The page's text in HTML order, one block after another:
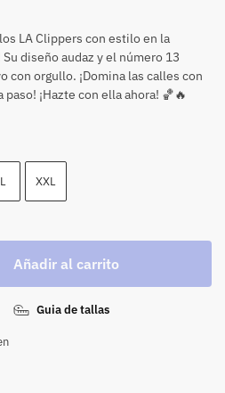
LA Clippers con estilo en la
diseño audaz y el número 13
con orgullo. ¡Domina las calles con
¡Hazte con ella ahora! 🏀🔥
XXL
Añadir al carrito
Guia de tallas